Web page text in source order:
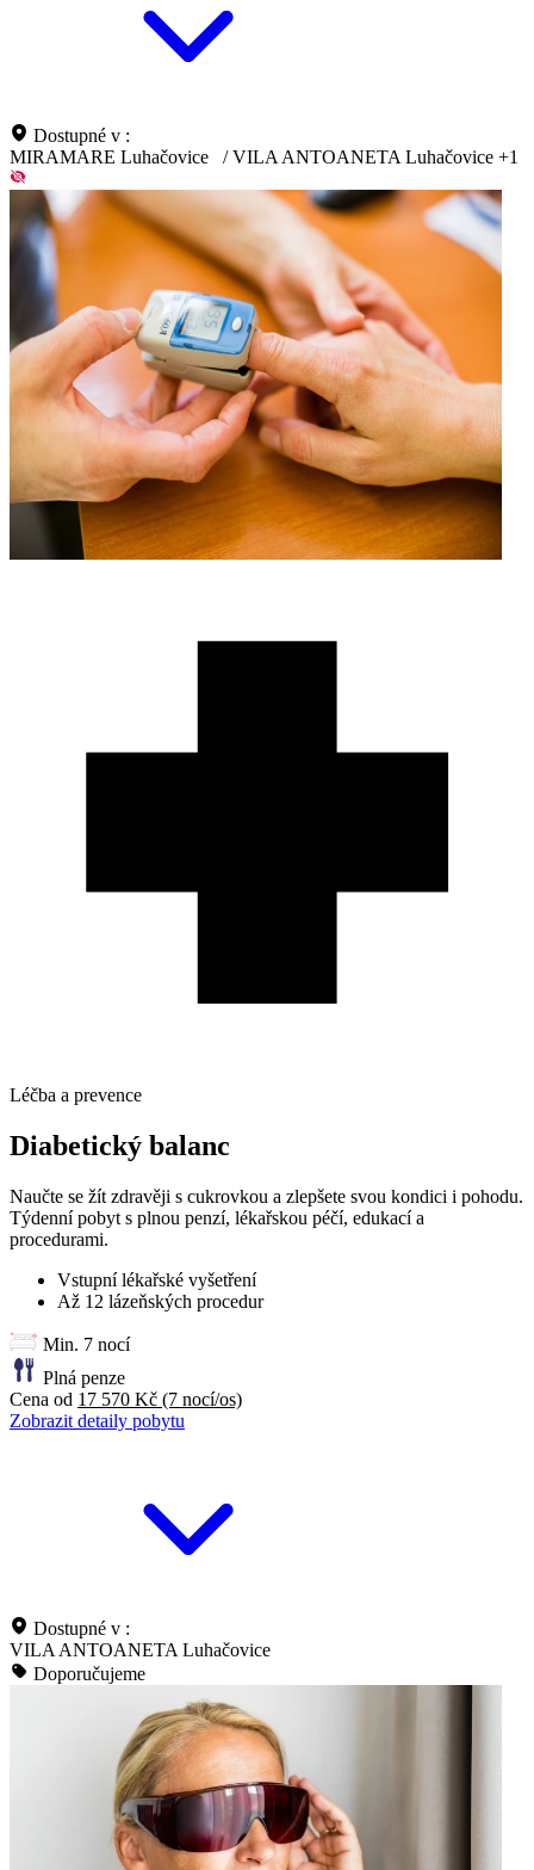
Dostupné v :
MIRAMARE Luhačovice
/ VILA ANTOANETA Luhačovice +1
Léčba a prevence
Diabetický balanc
Naučte se žít zdravěji s cukrovkou a zlepšete svou kondici i pohodu.
Týdenní pobyt s plnou penzí, lékařskou péčí, edukací a
procedurami.
Vstupní lékařské vyšetření
Až 12 lázeňských procedur
Min. 7 nocí
Plná penze
Cena od 17 570 Kč (7 nocí/os)
Zobrazit detaily pobytu
Dostupné v :
VILA ANTOANETA Luhačovice
Doporučujeme